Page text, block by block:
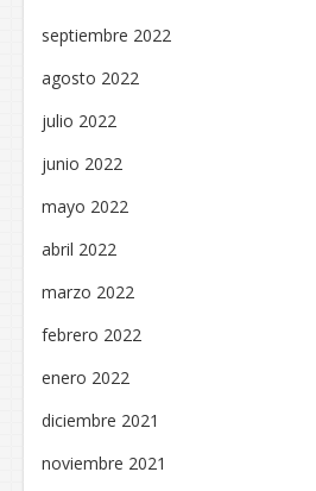
septiembre 2022
agosto 2022
julio 2022
junio 2022
mayo 2022
abril 2022
marzo 2022
febrero 2022
enero 2022
diciembre 2021
noviembre 2021